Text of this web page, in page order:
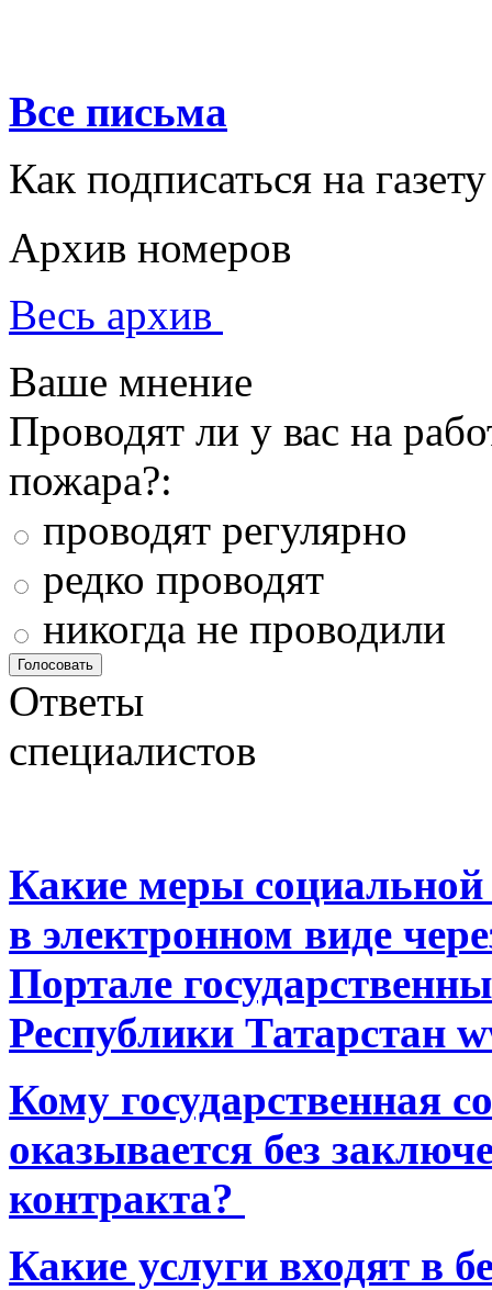
Все письма
Как подписаться на газету
Архив номеров
Весь архив
Ваше мнение
Проводят ли у вас на
пожара?:
проводят регулярно
редко проводят
никогда не проводили
Ответы
специалистов
Какие меры
в электронном виде
Портале
Республики Татарстан
Кому государственная
оказывается без
контракта?
Какие услуги входят в